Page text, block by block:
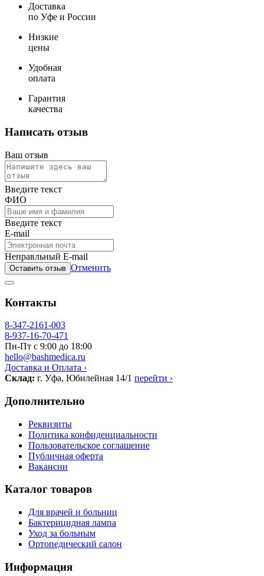
Доставка
по Уфе и России
Низкие
цены
Удобная
оплата
Гарантия
качества
Написать отзыв
Ваш отзыв
Введите текст
ФИО
Введите текст
E-mail
Неправльный E-mail
Оставить отзыв Отменить
Контакты
8-347-2161-003
8-937-16-70-471
Пн-Пт с 9:00 до 18:00
hello@bashmedica.ru
Доставка и Оплата ›
Склад: г. Уфа, Юбилейная 14/1 перейти ›
Дополнительно
Реквизиты
Политика конфиденциальности
Пользовательское соглашение
Публичная оферта
Вакансии
Каталог товаров
Для врачей и больниц
Бактерицидная лампа
Уход за больным
Ортопедический салон
Информация